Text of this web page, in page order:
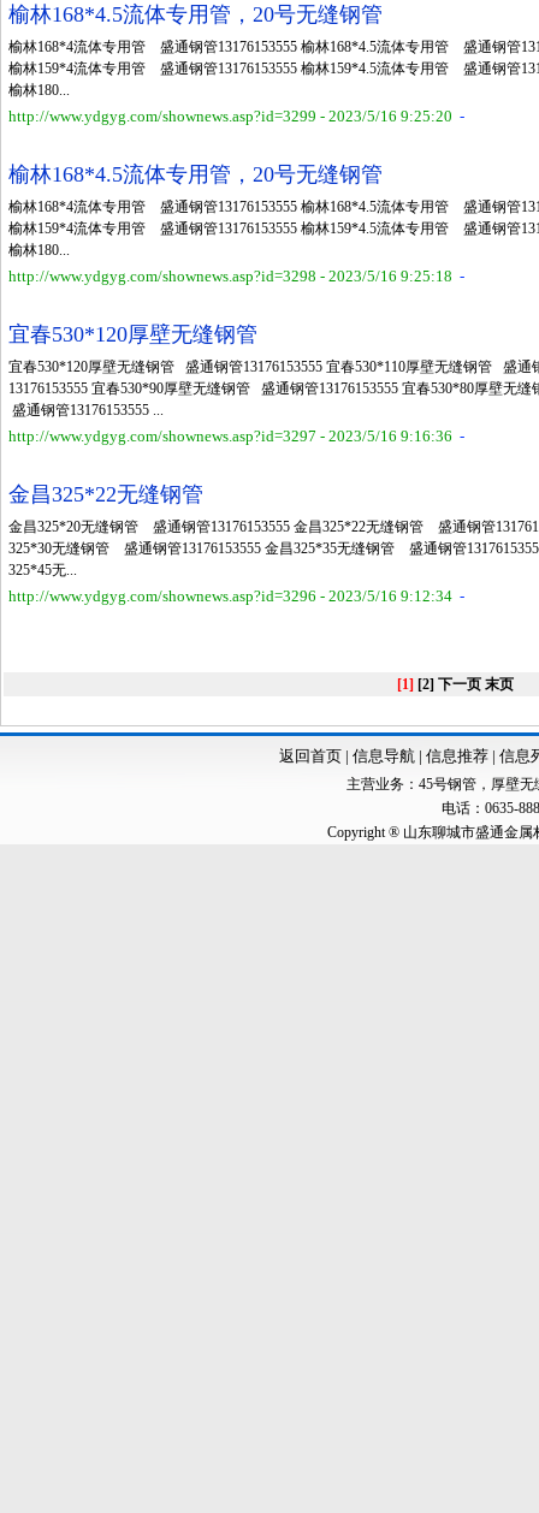
榆林168*4.5流体专用管，20号无缝钢管
榆林168*4流体专用管 盛通钢管13176153555 榆林168*4.5流体专用管 盛通钢管
榆林159*4流体专用管 盛通钢管13176153555 榆林159*4.5流体专用管 盛通钢管
榆林180...
http://www.ydgyg.com/shownews.asp?id=3299 - 2023/5/16 9:25:20 -
榆林168*4.5流体专用管，20号无缝钢管
榆林168*4流体专用管 盛通钢管13176153555 榆林168*4.5流体专用管 盛通钢管
榆林159*4流体专用管 盛通钢管13176153555 榆林159*4.5流体专用管 盛通钢管
榆林180...
http://www.ydgyg.com/shownews.asp?id=3298 - 2023/5/16 9:25:18 -
宜春530*120厚壁无缝钢管
宜春530*120厚壁无缝钢管 盛通钢管13176153555 宜春530*110厚壁无缝钢管 盛
13176153555 宜春530*90厚壁无缝钢管 盛通钢管13176153555 宜春530*80厚壁无
盛通钢管13176153555 ...
http://www.ydgyg.com/shownews.asp?id=3297 - 2023/5/16 9:16:36 -
金昌325*22无缝钢管
金昌325*20无缝钢管 盛通钢管13176153555 金昌325*22无缝钢管 盛通钢管
325*30无缝钢管 盛通钢管13176153555 金昌325*35无缝钢管 盛通钢管
325*45无...
http://www.ydgyg.com/shownews.asp?id=3296 - 2023/5/16 9:12:34 -
[1] [2] 下一页 末页
返回首页 | 信息导航 | 信息推荐 | 信息
主营业务： 45号钢管， 厚壁无
电话：0635-
Copyright ® 山东聊城市盛通金